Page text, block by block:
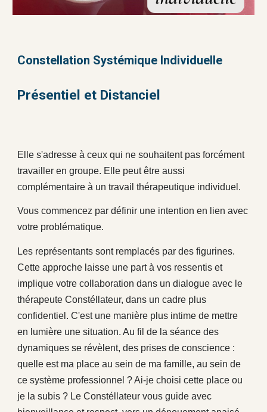
Constellation Systémique Individuelle
Présentiel et Distanciel
Elle s'adresse à ceux qui ne souhaitent pas forcément
travailler en groupe. Elle peut être aussi
complémentaire à un travail thérapeutique individuel.
Vous commencez par définir une intention en lien avec
votre problématique.
Les représentants sont remplacés par des figurines.
Cette approche laisse une part à vos ressentis et
implique votre collaboration dans un dialogue avec le
thérapeute Constéllateur, dans un cadre plus
confidentiel. C'est une manière plus intime de mettre
en lumière une situation. Au fil de la séance des
dynamiques se révèlent, des prises de conscience :
quelle est ma place au sein de ma famille, au sein de
ce système professionnel ? Ai-je choisi cette place ou
je la subis ? Le Constéllateur vous guide avec